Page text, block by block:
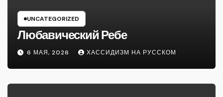
UNCATEGORIZED
Любавический Ребе
6 МАЯ, 2026 ХАССИДИЗМ НА РУССКОМ